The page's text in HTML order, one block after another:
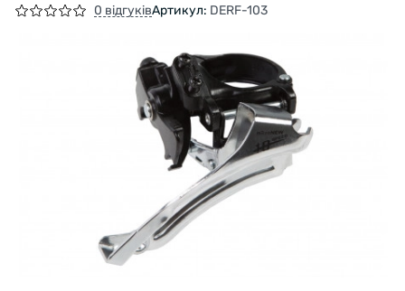
0 відгуківАртикул: DERF-103